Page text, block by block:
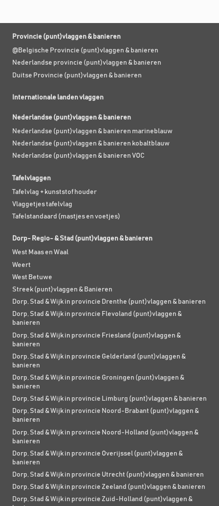
Provincie (punt)vlaggen & banieren
@Belgische Provincie (punt)vlaggen & banieren
Nederlandse provincie (punt)vlaggen & banieren
Duitse Provincie (punt)vlaggen & banieren
Internationale landen vlaggen
Nederlandse (punt)vlaggen & banieren
Nederlandse (punt)vlaggen & banieren marineblauw
Nederlandse (punt)vlaggen & banieren kobaltblauw
Nederlandse (punt)vlaggen & banieren VOC
Tafelvlaggen
Tafelvlag + kunststof houder
Vlaggetjes tafelvlag
Tafelstandaard (mastjes en voetjes)
Dorp- Regio- & Stad (punt)vlaggen & banieren
West Maas en Waal
Weert
West Betuwe
Streek (punt)vlaggen & Banieren
Dorp, Stad & Wijk in provincie Drenthe (punt)vlaggen & banieren
Dorp, Stad & Wijk in provincie Flevoland (punt)vlaggen &
banieren
Dorp, Stad & Wijk in provincie Friesland (punt)vlaggen &
banieren
Dorp, Stad & Wijk in provincie Gelderland (punt)vlaggen &
banieren
Dorp, Stad & Wijk in provincie Groningen (punt)vlaggen &
banieren
Dorp, Stad & Wijk in provincie Limburg (punt)vlaggen & banieren
Dorp, Stad & Wijk in provincie Noord-Brabant (punt)vlaggen &
banieren
Dorp, Stad & Wijk in provincie Noord-Holland (punt)vlaggen &
banieren
Dorp, Stad & Wijk in provincie Overijssel (punt)vlaggen &
banieren
Dorp, Stad & Wijk in provincie Utrecht (punt)vlaggen & banieren
Dorp, Stad & Wijk in provincie Zeeland (punt)vlaggen & banieren
Dorp, Stad & Wijk in provincie Zuid-Holland (punt)vlaggen &